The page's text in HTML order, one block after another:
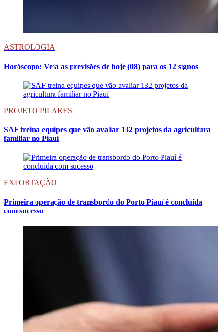
ASTROLOGIA
Horóscopo: Veja as previsões de hoje (08) para os 12 signos
PROJETO PILARES
SAF treina equipes que vão avaliar 132 projetos da agricultura
familiar no Piauí
EXPORTAÇÃO
Primeira operação de transbordo do Porto Piauí é concluída
com sucesso